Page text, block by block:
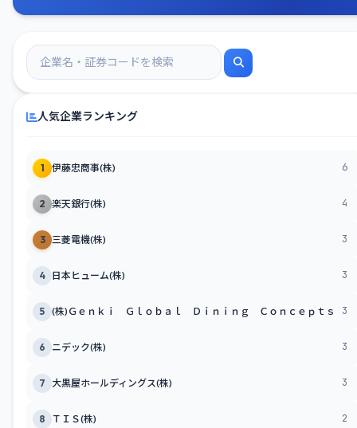
人気企業ランキング
1 伊藤忠商事(株) 6
2 楽天銀行(株) 4
3 三菱電機(株) 3
4 日本ヒューム(株) 3
5 (株)Ｇｅｎｋｉ Ｇｌｏｂａｌ Ｄｉｎｉｎｇ Ｃｏｎｃｅｐｔｓ 3
6 ニデック(株) 3
7 大黒屋ホールディングス(株) 3
8 ＴＩＳ(株) 2